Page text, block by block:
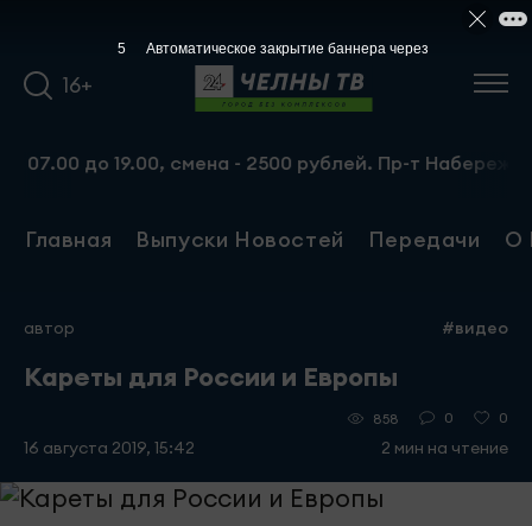
16+
19.00, смена - 2500 рублей. Пр-т
Главная Выпуски Новостей Передачи О
автор #видео
Кареты для России и Европы
16 августа 2019, 15:42
858 0 0
2 мин на чтение
4 Автоматическое закрытие баннера через